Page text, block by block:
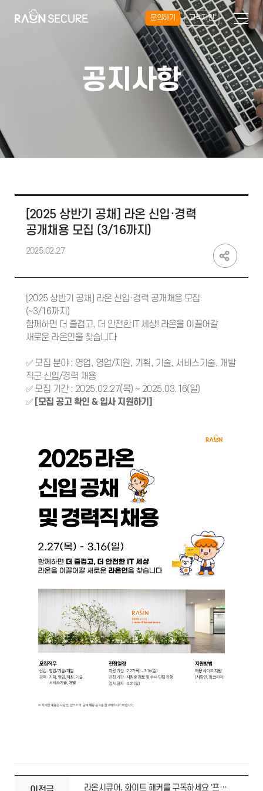
문의하기 고객지원
공지사항
[2025 상반기 공채] 라온 신입·경력
공개채용 모집 (3/16까지)
2025.02.27
[2025 상반기 공채] 라온 신입·경력 공개채용 모집
(~3/16까지)
함께하면 더 즐겁고, 더 안전한 IT 세상! 라온을 이끌어갈
새로운 라온인을 찾습니다
✅ 모집 분야 : 영업, 영업/지원, 기획, 기술, 서비스기술, 개발
직군 신입/경력 채용
✅ 모집 기간 : 2025.02.27(목) ~ 2025.03.16(일)
✅ [모집 공고 확인 & 입사 지원하기]
라온시큐어, 화이트 해커를 구독하세요 '프리미엄 모의해킹 구독 서비스' 오픈